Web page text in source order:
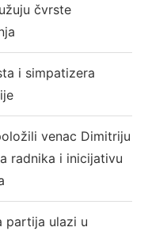
čvrste
i simpatizera
venac Dimitriju
radnika i inicijativu
partija ulazi u